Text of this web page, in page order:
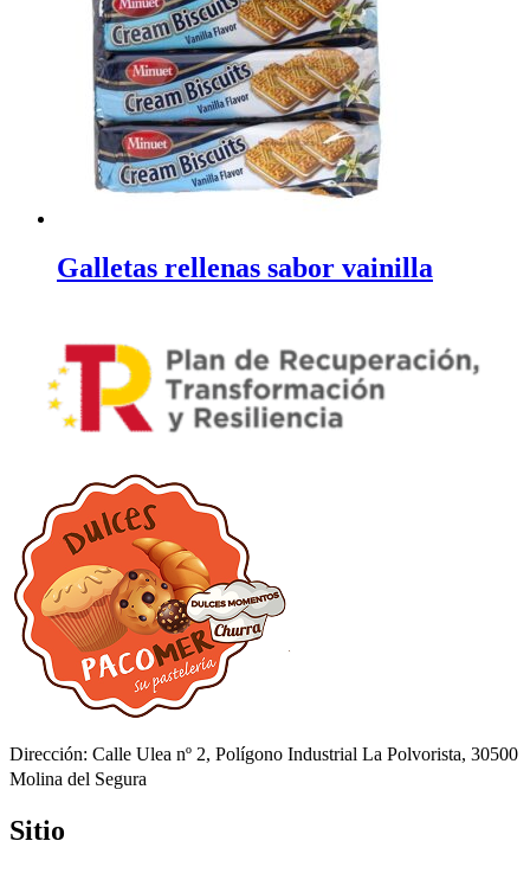
Galletas rellenas sabor vainilla
Dirección: Calle Ulea nº 2, Polígono Industrial La Polvorista, 30500
Molina del Segura
Sitio